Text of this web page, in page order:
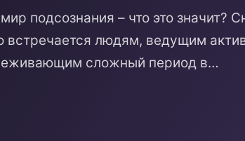
подсознания – что это значит?
встречается людям, ведущим
сложный период в…